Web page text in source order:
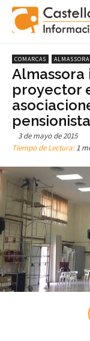
COMARCAS ALMASSORA
proyector
3 de mayo de 2015
Tiempo de Lectura:1